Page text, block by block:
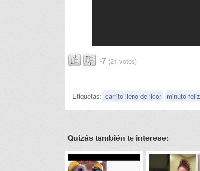
-7 (21 votos)
Etiquetas: carrito lleno de licor minuto feliz
Quizás también te interese: